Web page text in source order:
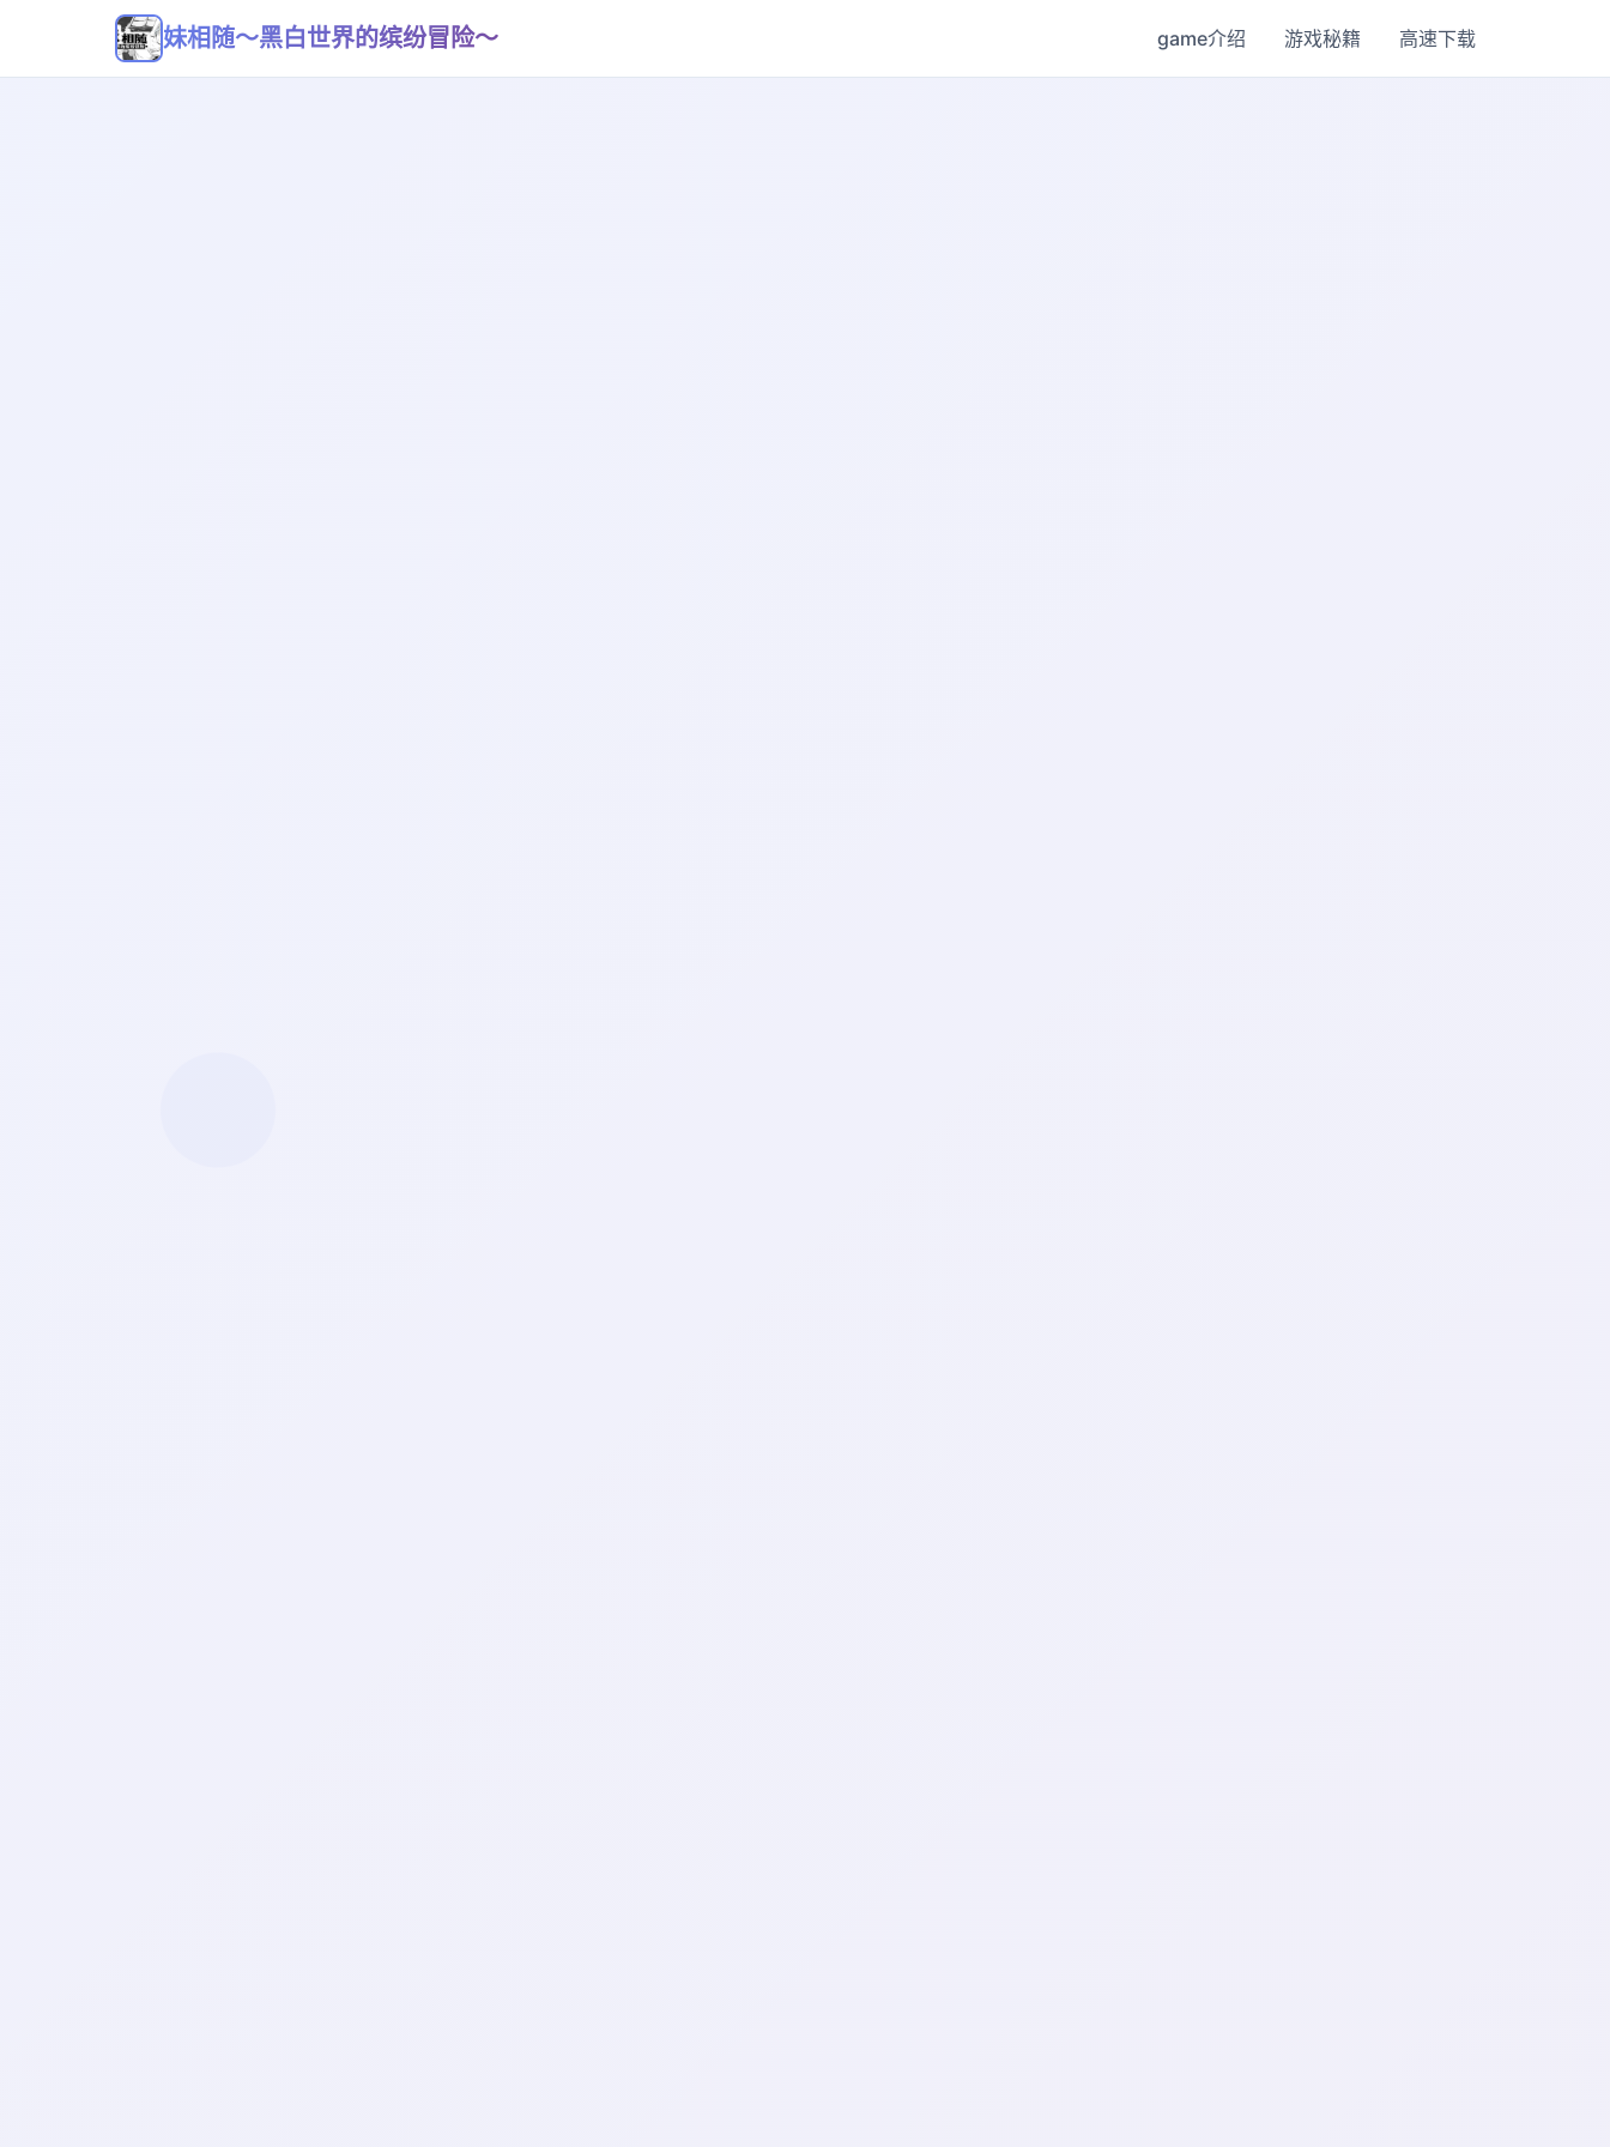
妹相随～黑白世界的缤纷冒险～ game介绍 游戏秘籍 高速下载